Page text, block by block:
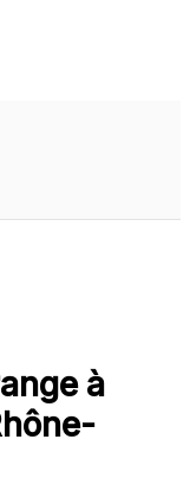
à